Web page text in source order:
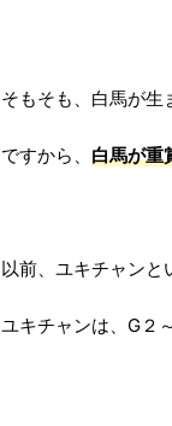
そもそも、白馬が
ですから、 白馬が重
以前、ユキチャンと
ユキチャンは、G２